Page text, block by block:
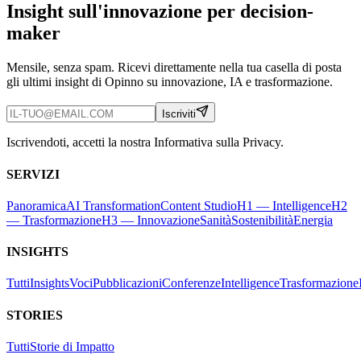
Insight sull'innovazione per decision-
maker
Mensile, senza spam. Ricevi direttamente nella tua casella di posta
gli ultimi insight di Opinno su innovazione, IA e trasformazione.
Iscriviti
Iscrivendoti, accetti la nostra Informativa sulla Privacy.
SERVIZI
PanoramicaAI TransformationContent StudioH1 — IntelligenceH2
— TrasformazioneH3 — InnovazioneSanitàSostenibilitàEnergia
INSIGHTS
TuttiInsightsVociPubblicazioniConferenzeIntelligenceTrasformazione
STORIES
TuttiStorie di Impatto